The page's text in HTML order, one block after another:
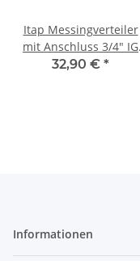
Itap Messingverteiler
mit Anschluss 3/4" IG
x1/2" IG Achsmaß 38mm
32,90 € *
Informationen